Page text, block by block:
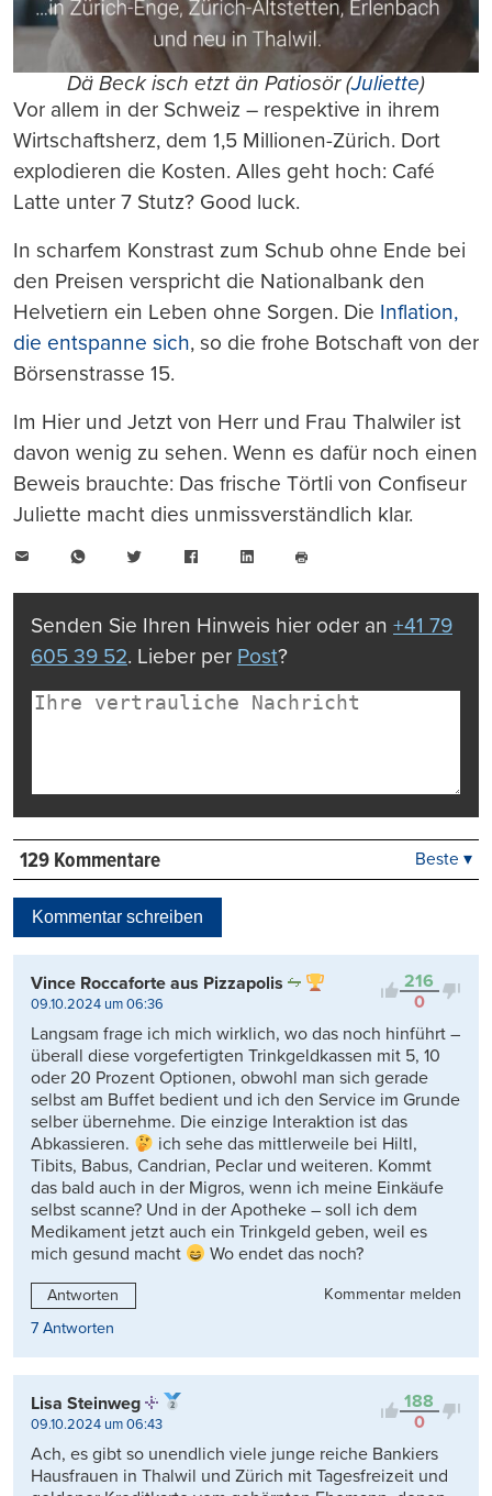
Dä Beck isch etzt än Patiosör (Juliette)
Vor allem in der Schweiz – respektive in ihrem
Wirtschaftsherz, dem 1,5 Millionen-Zürich. Dort
explodieren die Kosten. Alles geht hoch: Café
Latte unter 7 Stutz? Good luck.
In scharfem Konstrast zum Schub ohne Ende bei
den Preisen verspricht die Nationalbank den
Helvetiern ein Leben ohne Sorgen. Die Inflation,
die entspanne sich, so die frohe Botschaft von der
Börsenstrasse 15.
Im Hier und Jetzt von Herr und Frau Thalwiler ist
davon wenig zu sehen. Wenn es dafür noch einen
Beweis brauchte: Das frische Törtli von Confiseur
Juliette macht dies unmissverständlich klar.
WhatsAppTwitter FacebookLinkedIn
drucken
Senden Sie Ihren Hinweis hier oder an +41 79
605 39 52. Lieber per Post?
129 Kommentare
Kontrovers
Beste ▾
Kommentar schreiben
216
0
Vince Roccaforte aus Pizzapolis
09.10.2024 um 06:36
Langsam frage ich mich wirklich, wo das noch hinführt –
überall diese vorgefertigten Trinkgeldkassen mit 5, 10
oder 20 Prozent Optionen, obwohl man sich gerade
selbst am Buffet bedient und ich den Service im Grunde
selber übernehme. Die einzige Interaktion ist das
Abkassieren.
ich sehe das mittlerweile bei Hiltl,
Tibits, Babus, Candrian, Peclar und weiteren. Kommt
das bald auch in der Migros, wenn ich meine Einkäufe
selbst scanne? Und in der Apotheke – soll ich dem
Medikament jetzt auch ein Trinkgeld geben, weil es
mich gesund macht
Wo endet das noch?
Antworten
Kommentar melden
7 Antworten
188
0
Lisa Steinweg
09.10.2024 um 06:43
Ach, es gibt so unendlich viele junge reiche Bankiers
Hausfrauen in Thalwil und Zürich mit Tagesfreizeit und